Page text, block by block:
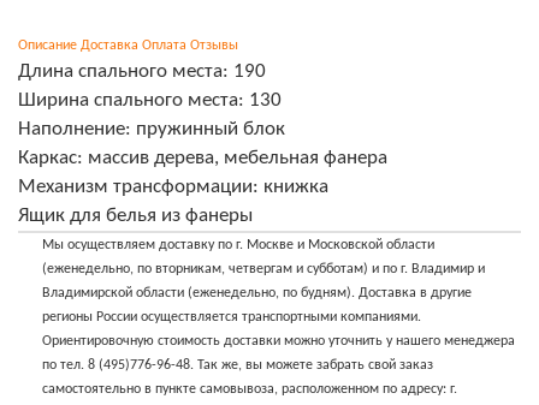
Описание Доставка Оплата Отзывы
Длина спального места: 190
Ширина спального места: 130
Наполнение: пружинный блок
Каркас: массив дерева, мебельная фанера
Механизм трансформации: книжка
Ящик для белья из фанеры
Мы осуществляем доставку по г. Москве и Московской области
(еженедельно, по вторникам, четвергам и субботам) и по г. Владимир и
Владимирской области (еженедельно, по будням). Доставка в другие
регионы России осуществляется транспортными компаниями.
Ориентировочную стоимость доставки можно уточнить у нашего менеджера
по тел. 8 (495)776-96-48. Так же, вы можете забрать свой заказ
самостоятельно в пункте самовывоза, расположенном по адресу: г.